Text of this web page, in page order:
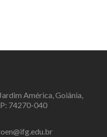
América, Goiânia,
74270-040